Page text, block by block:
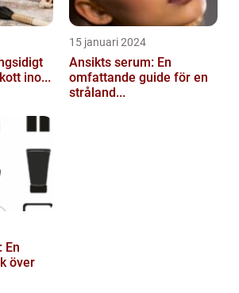
ino...
15 januari 2024
Ansikts serum: En
omfattande guide för en
stråland...
En
över